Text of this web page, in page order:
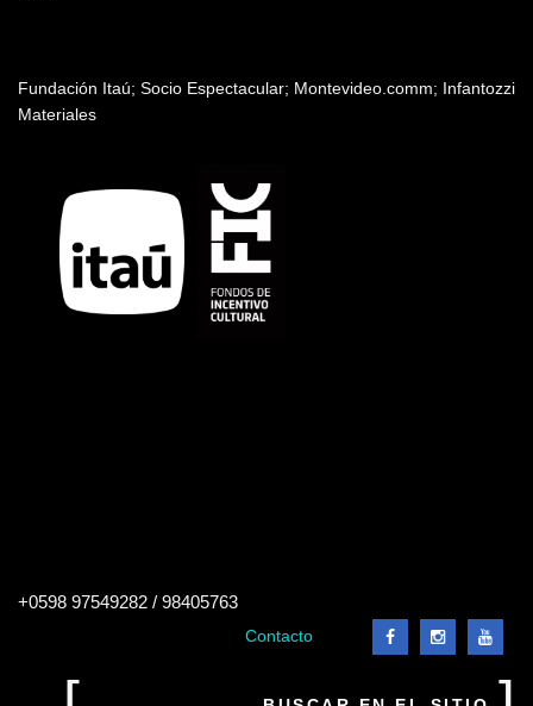
Fundación Itaú; Socio Espectacular; Montevideo.comm; Infantozzi
Materiales
+0598 97549282 / 98405763
en
Contacto